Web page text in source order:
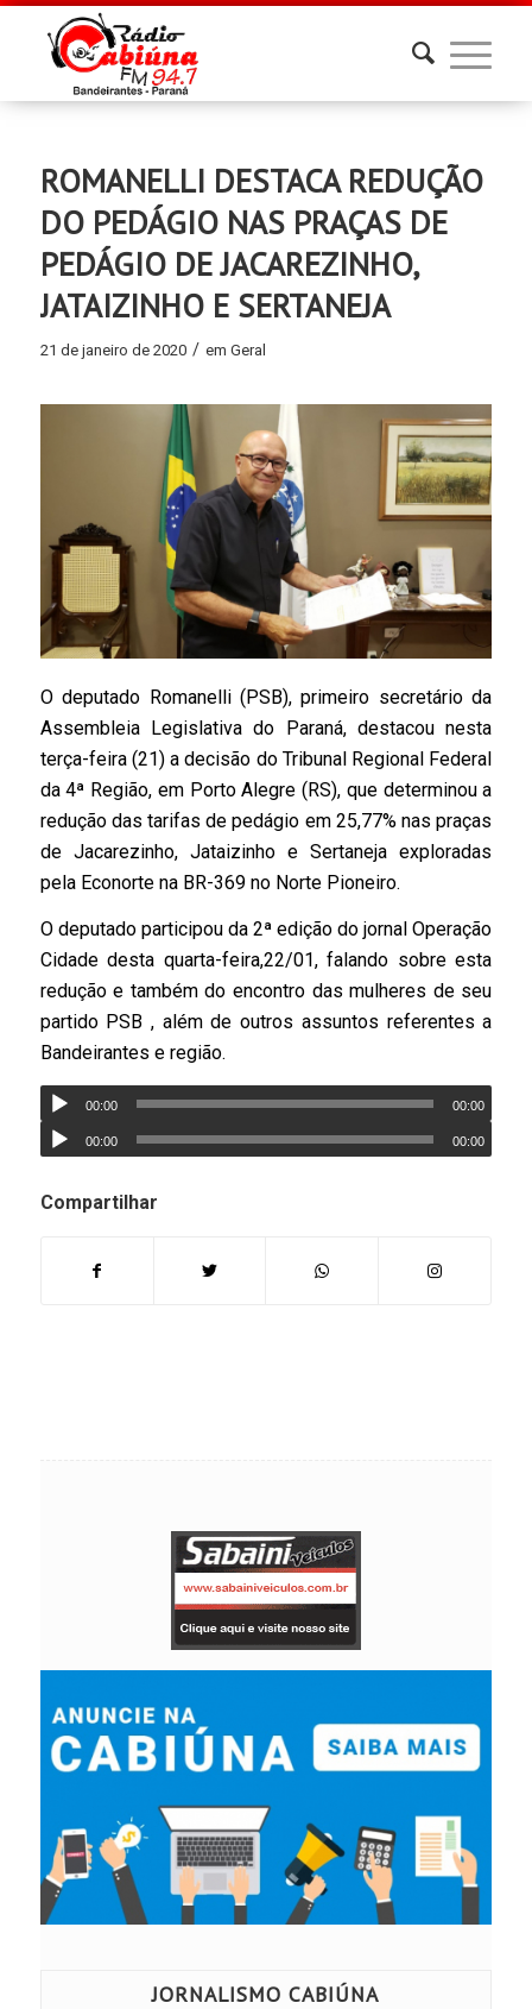
ROMANELLI DESTACA REDUÇÃO
DO PEDÁGIO NAS PRAÇAS DE
PEDÁGIO DE JACAREZINHO,
JATAIZINHO E SERTANEJA
21 de janeiro de 2020 / em Geral
O deputado Romanelli (PSB), primeiro secretário da
Assembleia Legislativa do Paraná, destacou nesta
terça-feira (21) a decisão do Tribunal Regional Federal
da 4ª Região, em Porto Alegre (RS), que determinou a
redução das tarifas de pedágio em 25,77% nas praças
de Jacarezinho, Jataizinho e Sertaneja exploradas
pela Econorte na BR-369 no Norte Pioneiro.
O deputado participou da 2ª edição do jornal Operação
Cidade desta quarta-feira,22/01, falando sobre esta
redução e também do encontro das mulheres de seu
partido PSB , além de outros assuntos referentes a
Bandeirantes e região.
00:00 00:00
00:00 00:00
Compartilhar
JORNALISMO CABIÚNA